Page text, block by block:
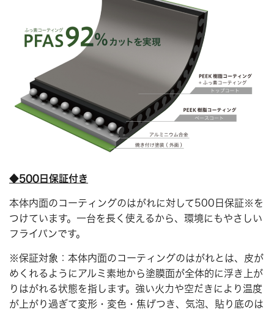
◆500日保証付き
本体内面のコーティングのはがれに対して500日保証※を
つけています。一台を長く使えるから、環境にもやさしい
フライパンです。
※保証対象：本体内面のコーティングのはがれとは、皮が
めくれるようにアルミ素地から塗膜面が全体的に浮き上が
りはがれる状態を指します。強い火力や空だきにより温度
が上がり過ぎて変形・変色・焦げつき、気泡、貼り底のは